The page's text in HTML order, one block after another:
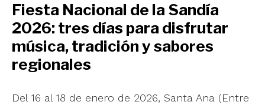
Fiesta Nacional de la Sandía
2026: tres días para disfrutar
música, tradición y sabores
regionales
Del 16 al 18 de enero de 2026, Santa Ana (Entre